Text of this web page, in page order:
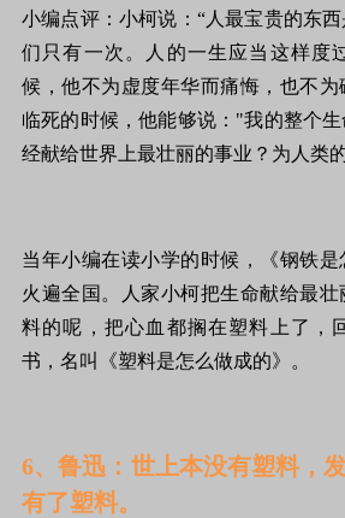
小编点评：小柯说：“人最宝贵的东
们只有一次。人的一生应当这样度
候，他不为虚度年华而痛悔，也不
临死的时候，他能够说："我的整个
经献给世界上最壮丽的事业？为人类
当年小编在读小学的时候，《钢铁
火遍全国。人家小柯把生命献给最
料的呢，把心血都搁在塑料上了，
书，名叫《塑料是怎么做成的》。
6、鲁迅：世上本没有塑料，
有了塑料。